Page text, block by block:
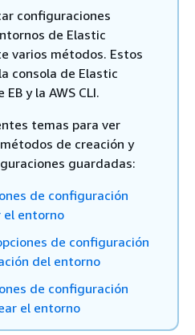
configuraciones
de Elastic
varios métodos. Estos
consola de Elastic
y la AWS CLI.
temas para ver
de creación y
guardadas:
de configuración
el entorno
de configuración
del entorno
de configuración
el entorno